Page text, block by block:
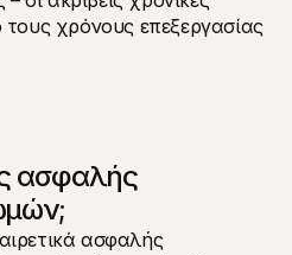
χρόνους επεξεργασίας
ασφαλής
ασφαλής